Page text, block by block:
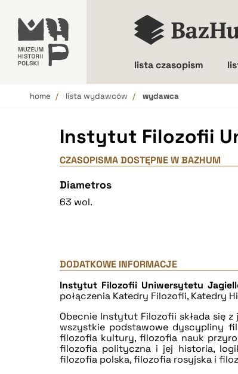
lista czasopism
home lista wydawców wydawca
Instytut Filozofii
CZASOPISMA DOSTĘPNE W BAZHUM
Diametros
63 wol.
DODATKOWE INFORMACJE
Instytut Filozofii Uniwersytetu
połączenia Katedry Filozofii, Katedry
Obecnie Instytut Filozofii składa się
wszystkie podstawowe dyscypliny
filozofia kultury, filozofia nauk
filozofia polityczna i jej historia,
filozofia polska, filozofia rosyjska i